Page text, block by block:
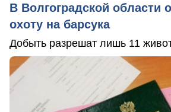
В Волгоградской области
охоту на барсука
Добыть разрешат лишь 11